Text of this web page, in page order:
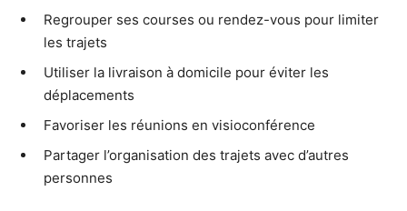
Regrouper ses courses ou rendez-vous pour limiter
les trajets
Utiliser la livraison à domicile pour éviter les
déplacements
Favoriser les réunions en visioconférence
Partager l’organisation des trajets avec d’autres
personnes